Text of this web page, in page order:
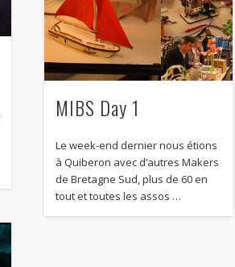
MIBS Day 1
Le week-end dernier nous étions
à Quiberon avec d’autres Makers
de Bretagne Sud, plus de 60 en
tout et toutes les assos …